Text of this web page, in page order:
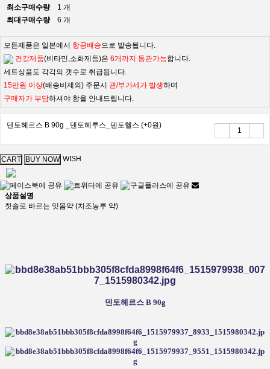
최소구매수량
1 개
최대구매수량
6 개
모든제품은 일본에서 항공배송으로 발송됩니다.
건강제품(비타민,소화제등)은 6개까지 통관가능합니다.
세트상품도 각각의 갯수로 취급됩니다.
15만원 이상(배송비제외) 주문시 관/부가세가 발생하며
구매자가 부담하셔야 함을 안내드립니다.
덴토헤르스 B 90g _덴토헤루스_덴토헬스 (+0원)
WISH
상품설명
칫솔로 바르는 잇몸약 (치조농루 약)
덴토헤르스 B 90g